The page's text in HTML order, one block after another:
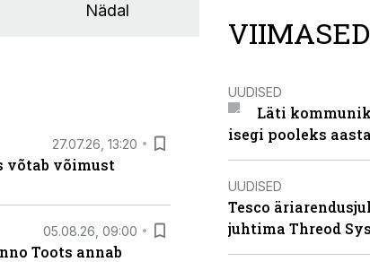
Nädal
27.07.26, 13:20
võtab võimust
05.08.26, 09:00
Toots annab
UUDISED
Läti
isegi pooleks
UUDISED
Tesco
juhtima Threod